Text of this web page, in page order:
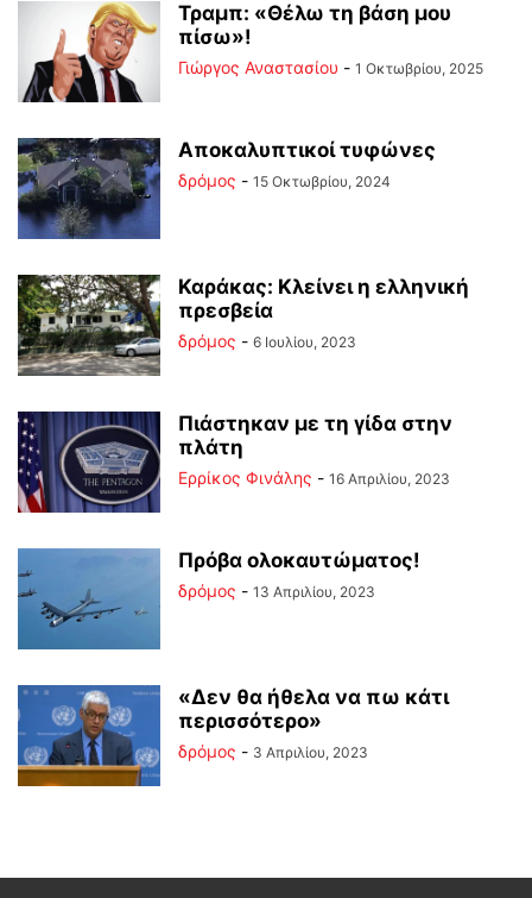
Τραμπ: «Θέλω τη βάση μου
πίσω»!
Γιώργος Αναστασίου - 1 Οκτωβρίου, 2025
Αποκαλυπτικοί τυφώνες
δρόμος - 15 Οκτωβρίου, 2024
Καράκας: Κλείνει η ελληνική
πρεσβεία
δρόμος - 6 Ιουλίου, 2023
Πιάστηκαν με τη γίδα στην
πλάτη
Ερρίκος Φινάλης - 16 Απριλίου, 2023
Πρόβα ολοκαυτώματος!
δρόμος - 13 Απριλίου, 2023
«Δεν θα ήθελα να πω κάτι
περισσότερο»
δρόμος - 3 Απριλίου, 2023